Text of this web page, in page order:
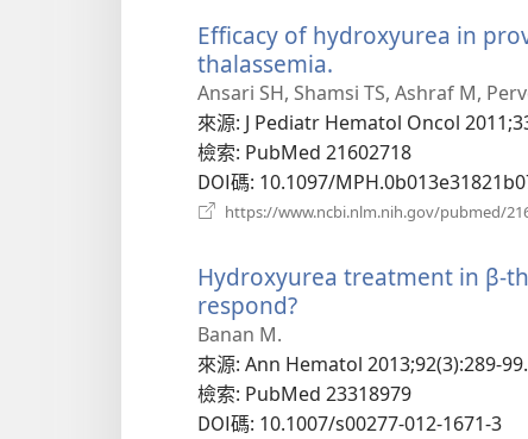
Efficacy of hydroxyurea in
thalassemia.
啟
新
視
窗）
Ansari SH, Shamsi TS, Ashraf M,
來源‎: J Pediatr Hematol Oncol
檢索‎: PubMed 21602718
DOI碼‎: 10.1097/
https://www.ncbi.nlm.nih.gov/pubmed/
Hydroxyurea treatment in β-
respond?
新
視
窗）
Banan M.
來源‎: Ann Hematol 2013;92(3):289-99.
檢索‎: PubMed 23318979
DOI碼‎: 10.1007/s00277-012-1671-3